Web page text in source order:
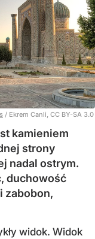
/ Ekrem Canli, CC BY-SA 3.0
kamieniem
strony
nadal ostrym.
duchowość
zabobon,
widok. Widok